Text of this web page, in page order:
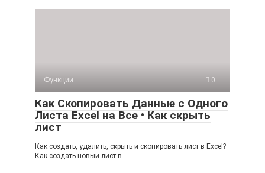
Функции 0
Как Скопировать Данные с Одного
Листа Excel на Все • Как скрыть
лист
Как создать, удалить, скрыть и скопировать лист в Excel?
Как создать новый лист в